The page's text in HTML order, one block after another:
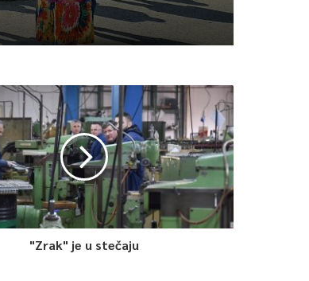
"Zrak" je u stečaju